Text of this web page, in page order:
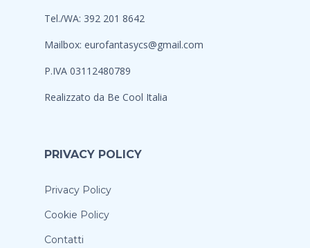
Tel./WA: 392 201 8642
Mailbox: eurofantasycs@gmail.com
P.IVA 03112480789
Realizzato da Be Cool Italia
PRIVACY POLICY
Privacy Policy
Cookie Policy
Contatti